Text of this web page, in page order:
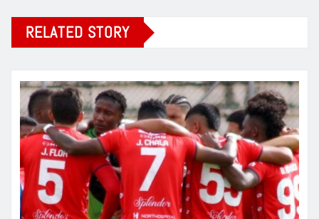
RELATED STORY